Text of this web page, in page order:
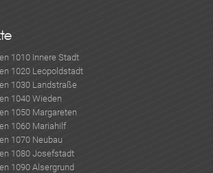
1010 Innere Stadt
1020 Leopoldstadt
1030 Landstraße
1040 Wieden
1050 Margareten
1060 Mariahilf
1070 Neubau
1080 Josefstadt
1090 Alsergrund